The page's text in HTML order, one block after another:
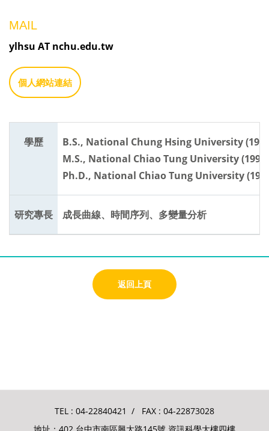
MAIL
ylhsu AT nchu.edu.tw
個人網站連結
學歷
B.S., National Chung Hsing University
M.S., National Chiao Tung University
Ph.D., National Chiao Tung University
研究專長 成長曲線、時間序列、多變量分析
返回上頁
TEL : 04-22840421 / FAX : 04-22873028